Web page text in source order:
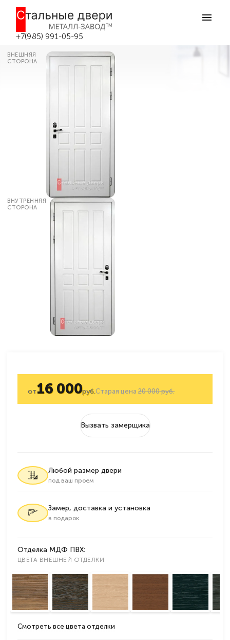
+7(985) 991-05-95
Белая дверь в квартиру КР-26 в
Боровске
ВНЕШНЯЯ
СТОРОНА
ВНУТРЕННЯЯ
СТОРОНА
Старая цена20 000 руб.
от16 000руб.
Вызвать замерщика
Любой размер двери
под ваш проем
Замер, доставка и установка
в подарок
Отделка МДФ ПВХ:
ЦВЕТА ВНЕШНЕЙ ОТДЕЛКИ
Смотреть все цвета отделки